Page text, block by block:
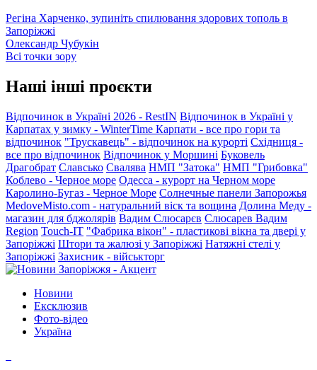
Регіна Харченко, зупиніть спилювання здорових тополь в
Запоріжжі
Олександр Чубукін
Всі точки зору
Наші інші проєкти
Відпочинок в Україні 2026 - RestIN Відпочинок в Україні у
Карпатах у зимку - WinterTime Карпати - все про гори та
відпочинок "Трускавець" - відпочинок на курорті Східниця -
все про відпочинок Відпочинок у Моршині Буковель
Драгобрат Славсько Свалява НМП "Затока" НМП "Грибовка"
Коблево - Черное море Одесса - курорт на Черном море
Каролино-Бугаз - Черное Море Солнечные панели Запорожья
MedoveMisto.com - натуральний віск та вощина Долина Меду -
магазин для бджолярів Вадим Слюсарєв Слюсарев Вадим
Region Touch-IT "Фабрика вікон" - пластикові вікна та двері у
Запоріжжі Штори та жалюзі у Запоріжжі Натяжні стелі у
Запоріжжі Захисник - військторг
Новини
Ексклюзив
Фото-відео
Україна